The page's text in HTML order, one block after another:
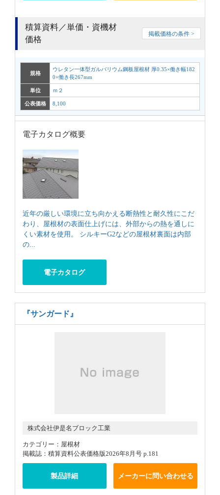
積算資料／単価・資機材
価格
掲載価格の条件 >
規格
ウレタン一体型ガルバリウム鋼板屋根材 厚0.35×働き幅182
0×働き長267mm
単位 ｍ２
公表価格 8,100
電子カタログ概要
近年の厳しい環境に立ち向かえる断熱性と耐久性にこだ
わり、屋根材の表面仕上げには、外部からの熱を通しに
くい素材を使用。 シルキーG2などの屋根材裏面は内部
の...
電子カタログ
『サンガード』
株式会社伊是名ブロック工業
カテゴリー：屋根材
掲載誌：積算資料公表価格版2026年8月号 p.181
製品詳細 メーカーに問い合わせる